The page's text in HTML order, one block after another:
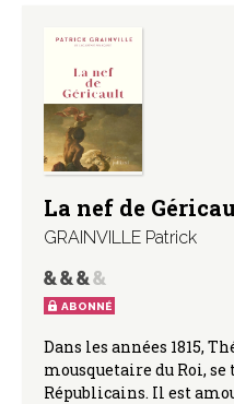
La nef de
GRAINVILLE Patrick
ABONNÉ
Dans les années 1815,
mousquetaire du Roi, se
Républicains. Il est